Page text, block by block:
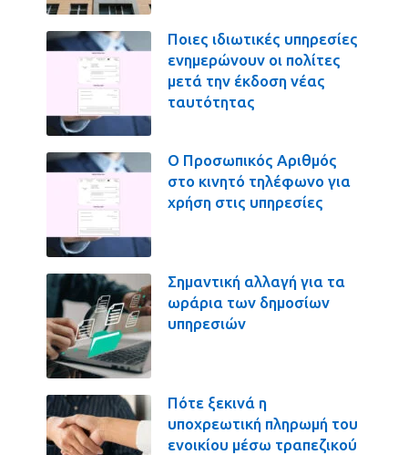
Ποιες ιδιωτικές υπηρεσίες
ενημερώνουν οι πολίτες
μετά την έκδοση νέας
ταυτότητας
Ο Προσωπικός Αριθμός
στο κινητό τηλέφωνο για
χρήση στις υπηρεσίες
Σημαντική αλλαγή για τα
ωράρια των δημοσίων
υπηρεσιών
Πότε ξεκινά η
υποχρεωτική πληρωμή του
ενοικίου μέσω τραπεζικού